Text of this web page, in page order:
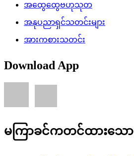
အထွေထွေဗဟုသုတ
အနုပညာရှင်သတင်းများ
အားကစားသတင်း
Download App
မကြာခင်ကတင်ထားသော